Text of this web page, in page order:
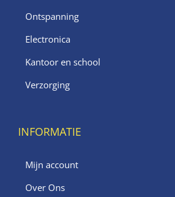
Ontspanning
Electronica
Kantoor en school
Verzorging
INFORMATIE
Mijn account
Over Ons